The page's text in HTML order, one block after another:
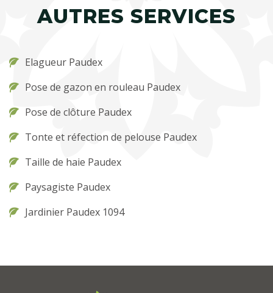
AUTRES SERVICES
Elagueur Paudex
Pose de gazon en rouleau Paudex
Pose de clôture Paudex
Tonte et réfection de pelouse Paudex
Taille de haie Paudex
Paysagiste Paudex
Jardinier Paudex 1094